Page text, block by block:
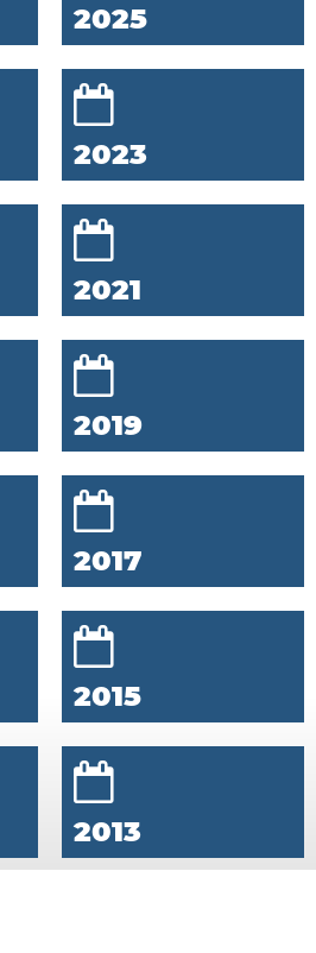
2025
2023
2021
2019
2017
2015
2013